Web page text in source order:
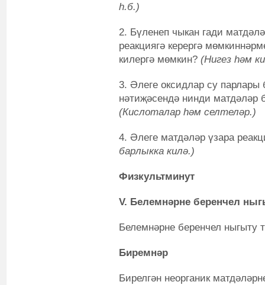
һ.б.)
2. Бүленеп чыкан гади
реакциягә керергә
килергә мөмкин? (Нигез һәм
3. Әлеге оксидлар су
нәтиҗәсендә нинди матдәләр
(Кислоталар һәм селтеләр.)
4. Әлеге матдәләр үзара
барлыкка килә.)
Физкультминут
V. Белемнәрне беренчел
Белемнәрне беренчел ныгыту
Биремнәр
Бирелгән неорганик